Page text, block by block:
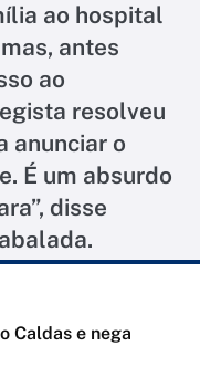
ao hospital
antes
ao
resolveu
anunciar o
É um absurdo
disse
Caldas e nega